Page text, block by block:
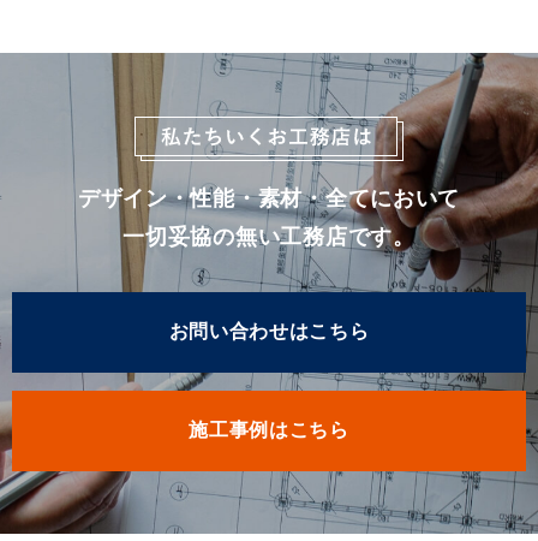
デザイン・性能・素材・全てにおいて
一切妥協の無い工務店です。
お問い合わせはこちら
施工事例はこちら